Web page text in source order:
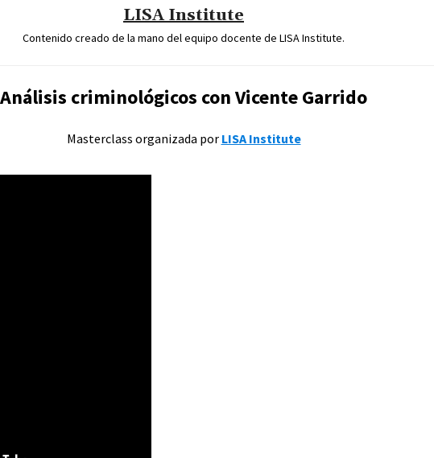
LISA Institute
Contenido creado de la mano del equipo docente de LISA Institute.
Análisis criminológicos con Vicente Garrido
Masterclass organizada por LISA Institute